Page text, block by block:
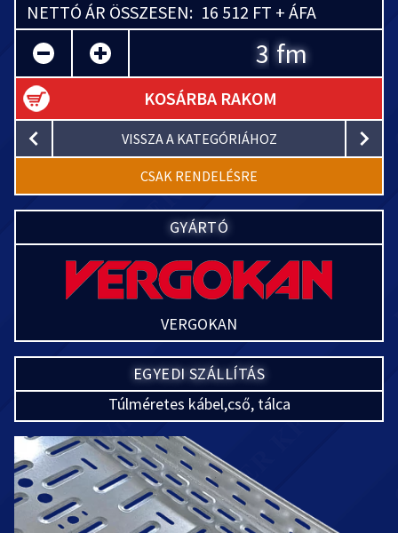
NETTÓ ÁR ÖSSZESEN: 16 512 FT + ÁFA
fm
KOSÁRBA RAKOM
VISSZA A KATEGÓRIÁHOZ
CSAK RENDELÉSRE
GYÁRTÓ
VERGOKAN
EGYEDI SZÁLLÍTÁS
Túlméretes kábel,cső, tálca